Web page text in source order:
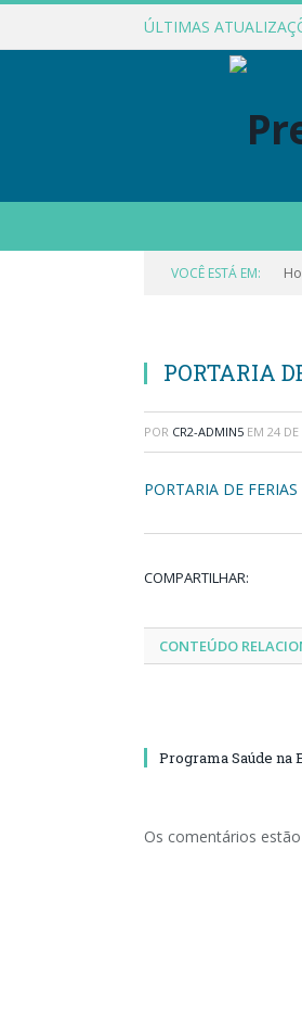
ÚLTIMAS
VOCÊ ESTÁ EM:
PORTARIA
POR CR2-ADMIN5 EM 24
PORTARIA DE
COMPARTILHAR:
CONTEÚDO
Programa Saúde na
Os comentários